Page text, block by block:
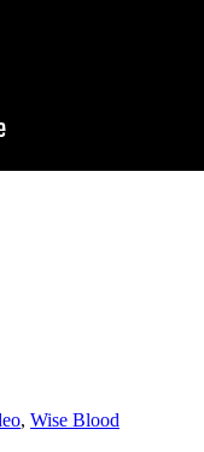
, Wise Blood